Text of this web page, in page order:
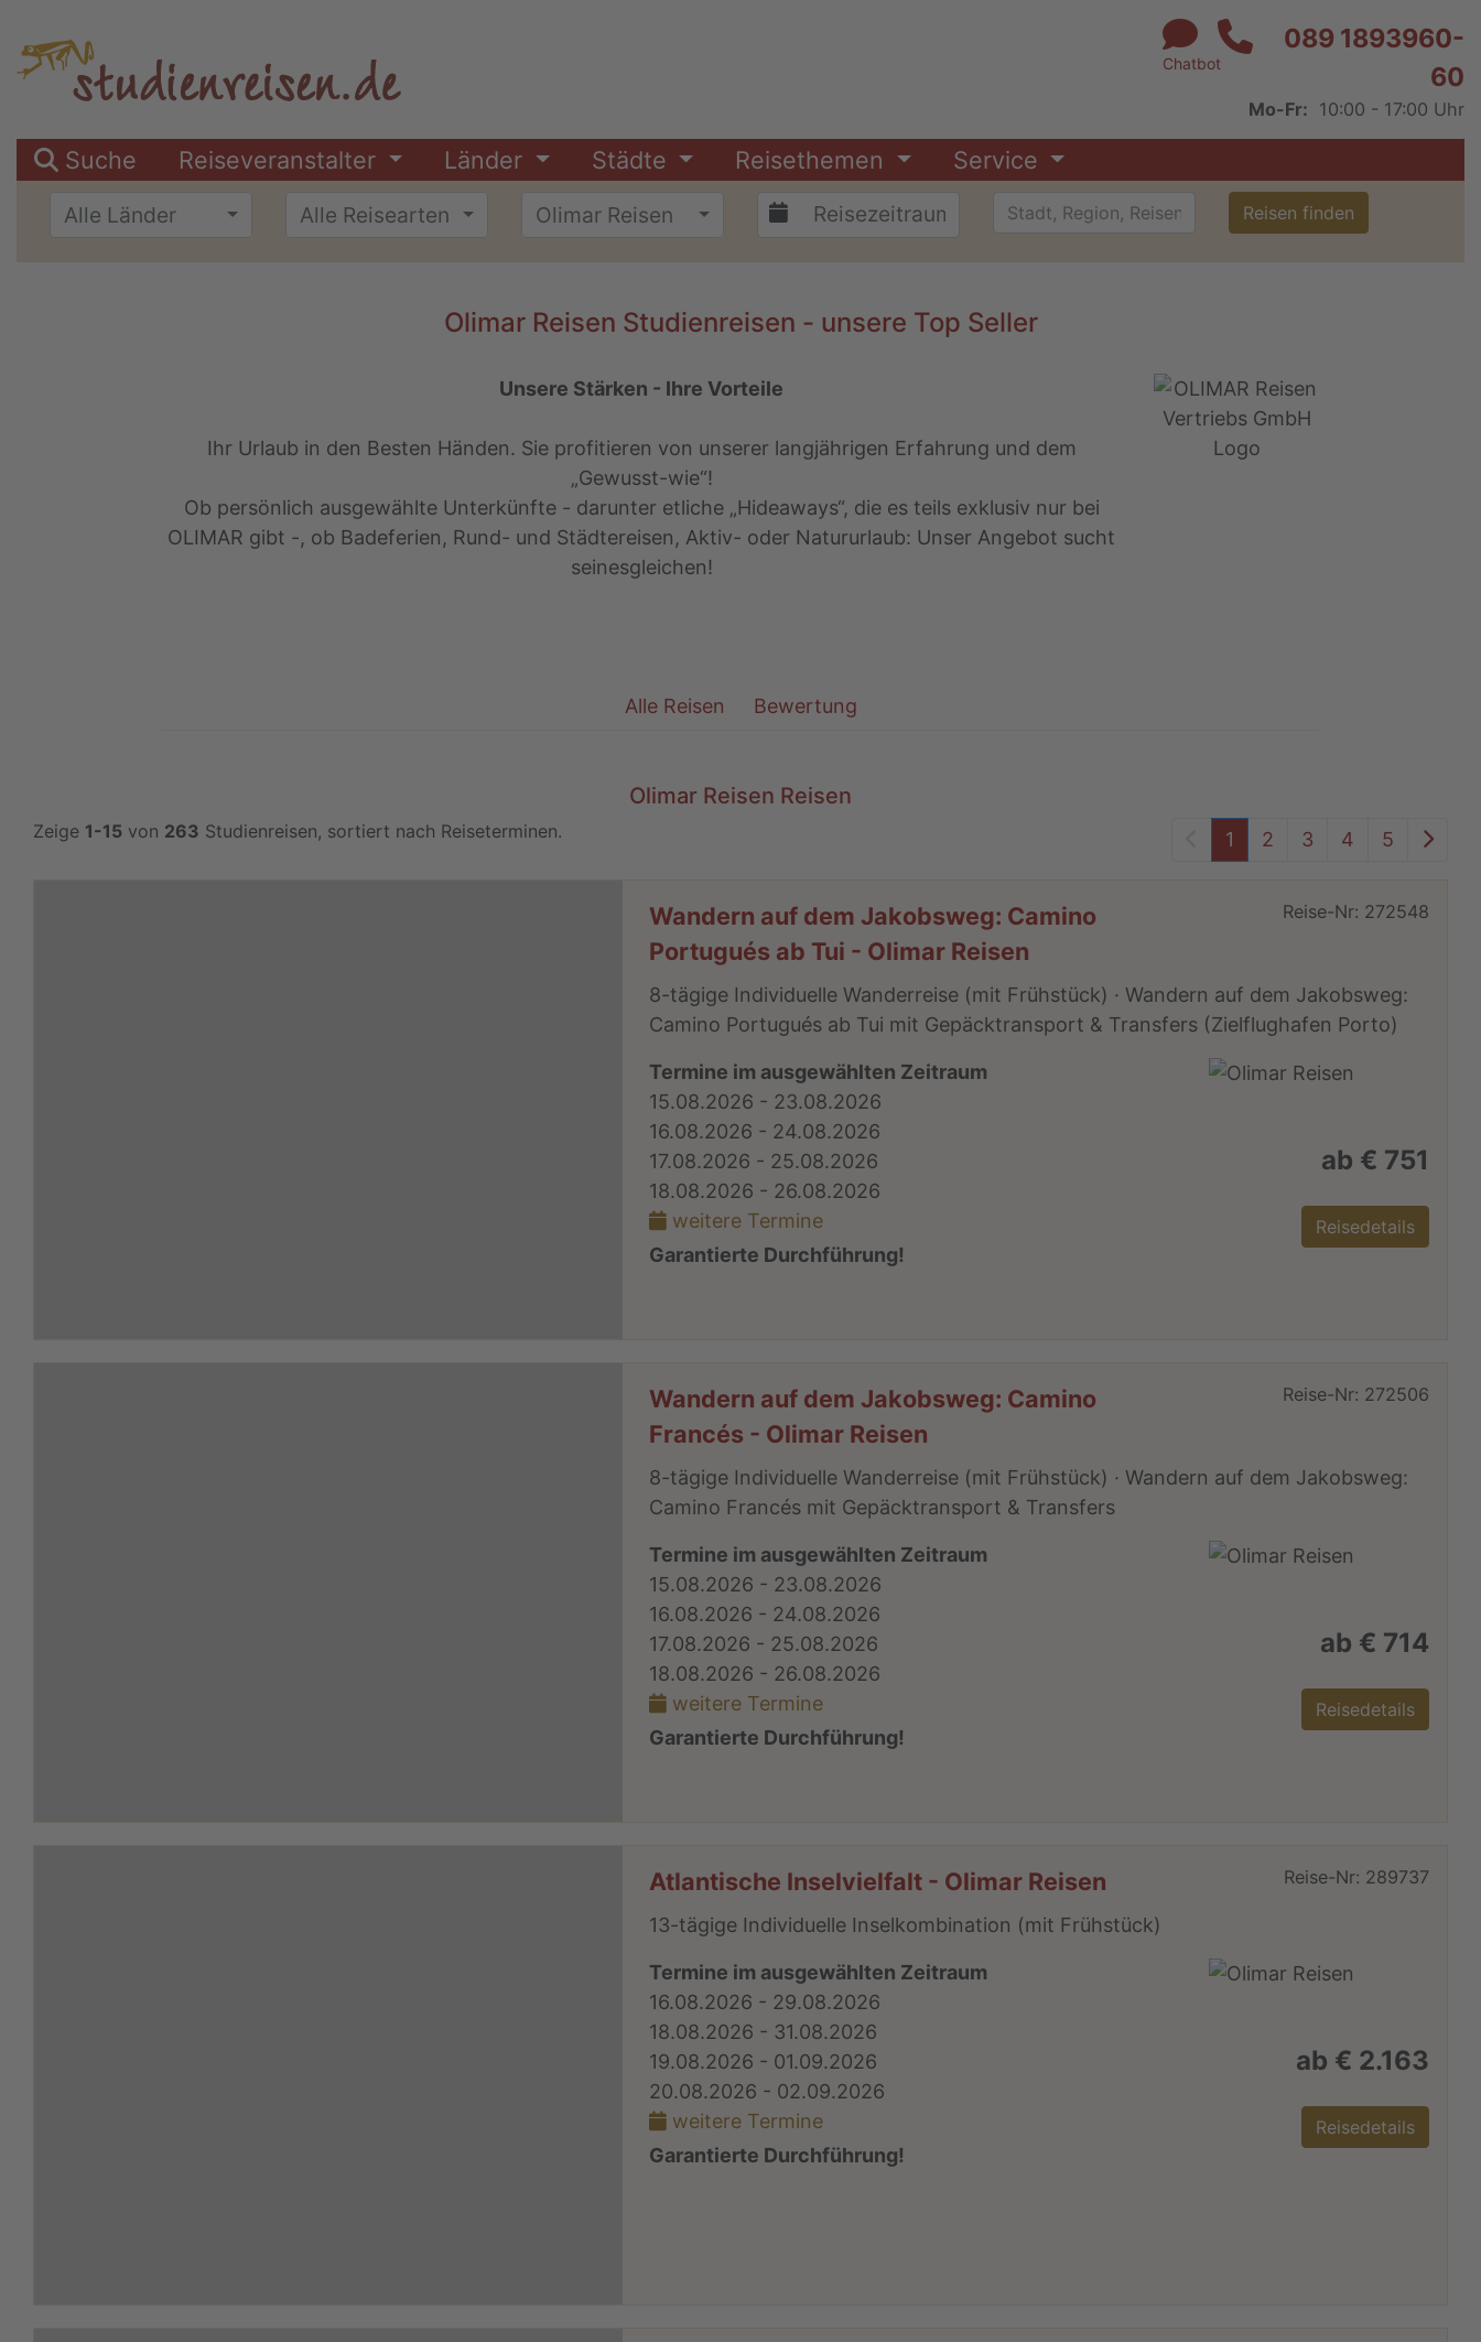
Chatbot
089 1893960-
60
Mo-Fr: 10:00 - 17:00 Uhr
Suche Reiseveranstalter Länder Städte Reisethemen Service
Alle Länder Alle Reisearten Olimar Reisen Reisen finden
Olimar Reisen Studienreisen - unsere Top Seller
Unsere Stärken - Ihre Vorteile
Ihr Urlaub in den Besten Händen. Sie profitieren von unserer langjährigen Erfahrung und dem
„Gewusst-wie“!
Ob persönlich ausgewählte Unterkünfte - darunter etliche „Hideaways“, die es teils exklusiv nur bei
OLIMAR gibt -, ob Badeferien, Rund- und Städtereisen, Aktiv- oder Natururlaub: Unser Angebot sucht
seinesgleichen!
Alle Reisen Bewertung
Olimar Reisen Reisen
Zeige 1-15 von 263 Studienreisen, sortiert nach Reiseterminen. Vorheriger Seite
1 2 3 4 5
Wandern auf dem Jakobsweg: Camino
Portugués ab Tui - Olimar Reisen
Reise-Nr: 272548
8-tägige Individuelle Wanderreise (mit Frühstück) · Wandern auf dem Jakobsweg:
Camino Portugués ab Tui mit Gepäcktransport & Transfers (Zielflughafen Porto)
Termine im ausgewählten Zeitraum
15.08.2026 - 23.08.2026
16.08.2026 - 24.08.2026
17.08.2026 - 25.08.2026
18.08.2026 - 26.08.2026
weitere Termine
Garantierte Durchführung!
ab € 751
Reisedetails
Wandern auf dem Jakobsweg: Camino
Francés - Olimar Reisen
Reise-Nr: 272506
8-tägige Individuelle Wanderreise (mit Frühstück) · Wandern auf dem Jakobsweg:
Camino Francés mit Gepäcktransport & Transfers
Termine im ausgewählten Zeitraum
15.08.2026 - 23.08.2026
16.08.2026 - 24.08.2026
17.08.2026 - 25.08.2026
18.08.2026 - 26.08.2026
weitere Termine
Garantierte Durchführung!
ab € 714
Reisedetails
Atlantische Inselvielfalt - Olimar Reisen Reise-Nr: 289737
13-tägige Individuelle Inselkombination (mit Frühstück)
Termine im ausgewählten Zeitraum
16.08.2026 - 29.08.2026
18.08.2026 - 31.08.2026
19.08.2026 - 01.09.2026
20.08.2026 - 02.09.2026
weitere Termine
Garantierte Durchführung!
ab € 2.163
Reisedetails